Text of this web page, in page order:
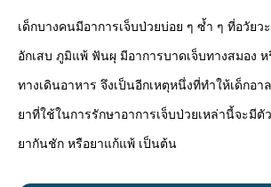
เด็กบางคนมีอาการเจ็บป่วยบ่อย ๆ ซ้ำ ๆ ที่อวัย
อักเสบ ภูมิแพ้ ฟันผุ มีอาการบาดเจ็บทางสมอง
ทางเดินอาหาร จึงเป็นอีกเหตุหนึ่งที่ทำให้เด็กอา
ยาที่ใช้ในการรักษาอาการเจ็บป่วยเหล่านี้จะมีตั
ยากันชัก หรือยาแก้แพ้ เป็นต้น